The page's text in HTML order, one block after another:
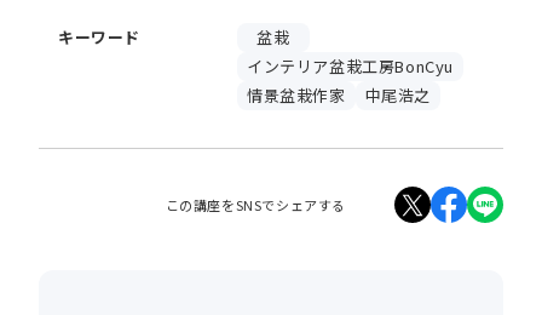
キーワード
盆栽
インテリア盆栽工房BonCyu
情景盆栽作家
中尾浩之
この講座をSNSでシェアする